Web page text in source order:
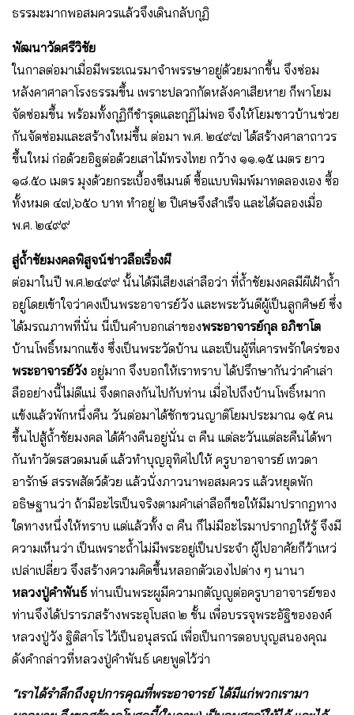
ธรรมะมากพอสมควรแล้วจึงเดินกลับกุฏิ
พัฒนาวัดศรีวิชัย
ในกาลต่อมาเมื่อมีพระเณรมาจำพรรษาอยู่ด้วยมากขึ้น จึงซ่อม
หลังคาศาลาโรงธรรมขึ้น เพราะปลวกกัดหลังคาเสียหาย ก็พาโยม
จัดซ่อมขึ้น พร้อมทั้งกุฏิก็ชำรุดและกุฏิไม่พอ จึงให้โยมชาวบ้านช่วย
กันจัดซ่อมและสร้างใหม่ขึ้น ต่อมา พ.ศ. ๒๔๙๗ ได้สร้างศาลาถาวร
ขึ้นใหม่ ก่อด้วยอิฐต่อด้วยเสาไม้ทรงไทย กว้าง ๑๑.๑๕ เมตร ยาว
๑๘.๕๐ เมตร มุงด้วยกระเบื้องซีเมนต์ ซื้อแบบพิมพ์มาทดลองเอง ซื้อ
ทั้งหมด ๔๗,๖๕๐ บาท ทำอยู่ ๒ ปีเศษจึงสำเร็จ และได้ฉลองเมื่อ
พ.ศ. ๒๔๙๙
สู่ถ้ำชัยมงคลพิสูจน์ข่าวลือเรื่องผี
ต่อมาในปี พ.ศ.๒๔๙๙ นั้นได้มีเสียงเล่าลือว่า ที่ถ้ำชัยมงคลมีผีเฝ้าถ้ำ
อยู่โดยเข้าใจว่าคงเป็นพระอาจารย์วัง และพระวันดีผู้เป็นลูกศิษย์ ซึ่ง
ได้มรณภาพที่นั่น นี่เป็นคำบอกเล่าของพระอาจารย์กุล อภิชาโต
บ้านโพธิ์หมากแข้ง ซึ่งเป็นพระวัดบ้าน และเป็นผู้ที่เคารพรักใคร่ของ
พระอาจารย์วัง อยู่มาก จึงบอกให้เราทราบ ได้ปรึกษากันว่าคำเล่า
ลืออย่างนี้ไม่ดีแน่ จึงตกลงกันไปกับท่าน เมื่อไปถึงบ้านโพธิ์หมาก
แข้งแล้วพักหนึ่งคืน วันต่อมาได้ชักชวนญาติโยมประมาณ ๑๕ คน
ขึ้นไปสู้ถ้ำชัยมงคล ได้ค้างคืนอยู่นั่น ๓ คืน แต่ละวันแต่ละคืนได้พา
กันทำวัตรสวดมนต์ แล้วทำบุญอุทิศไปให้ ครูบาอาจารย์ เทวดา
อารักษ์ สรรพสัตว์ด้วย แล้วนั่งภาวนาพอสมควร แล้วหยุดพัก
อธิษฐานว่า ถ้ามีอะไรเป็นจริงตามคำเล่าลือก็ขอให้มีมาปรากฏทาง
ใดทางหนึ่งให้ทราบ แต่แล้วทั้ง ๓ คืน ก็ไม่มีอะไรมาปรากฏให้รู้ จึงมี
ความเห็นว่า เป็นเพราะถ้ำไม่มีพระอยู่เป็นประจำ ผู้ไปอาศัยก็ว้าเหว่
เปล่าเปลี่ยว จึงสร้างความคิดขึ้นหลอกตัวเองไปต่าง ๆ นานา
หลวงปู่คำพันธ์ ท่านเป็นพระผูมีความกตัญญูต่อครูบาอาจารย์ของ
ท่านจึงได้ปรารภสร้างพระอุโบสถ ๒ ชั้น เพื่อบรรจุพระอัฐิขององค์
หลวงปู่วัง ฐิติสาโร ไว้เป็นอนุสรณ์ เพื่อเป็นการตอบบุญสนองคุณ
ดังคำกล่าวที่หลวงปู่คำพันธ์ เคยพูดไว้ว่า
“เราได้รำลึกถึงอุปการคุณที่พระอาจารย์ ได้มีแก่พวกเรามา